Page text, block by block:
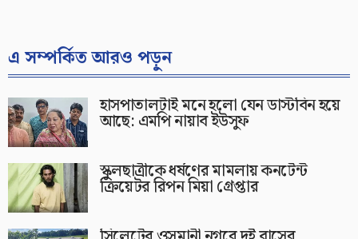
এ সম্পর্কিত আরও পড়ুন
হাসপাতালটাই মনে হলো যেন ডাস্টবিন হয়ে
আছে: এমপি নায়াব ইউসুফ
স্কুলছাত্রীকে ধর্ষণের মামলায় কনটেন্ট
ক্রিয়েটর রিপন মিয়া গ্রেপ্তার